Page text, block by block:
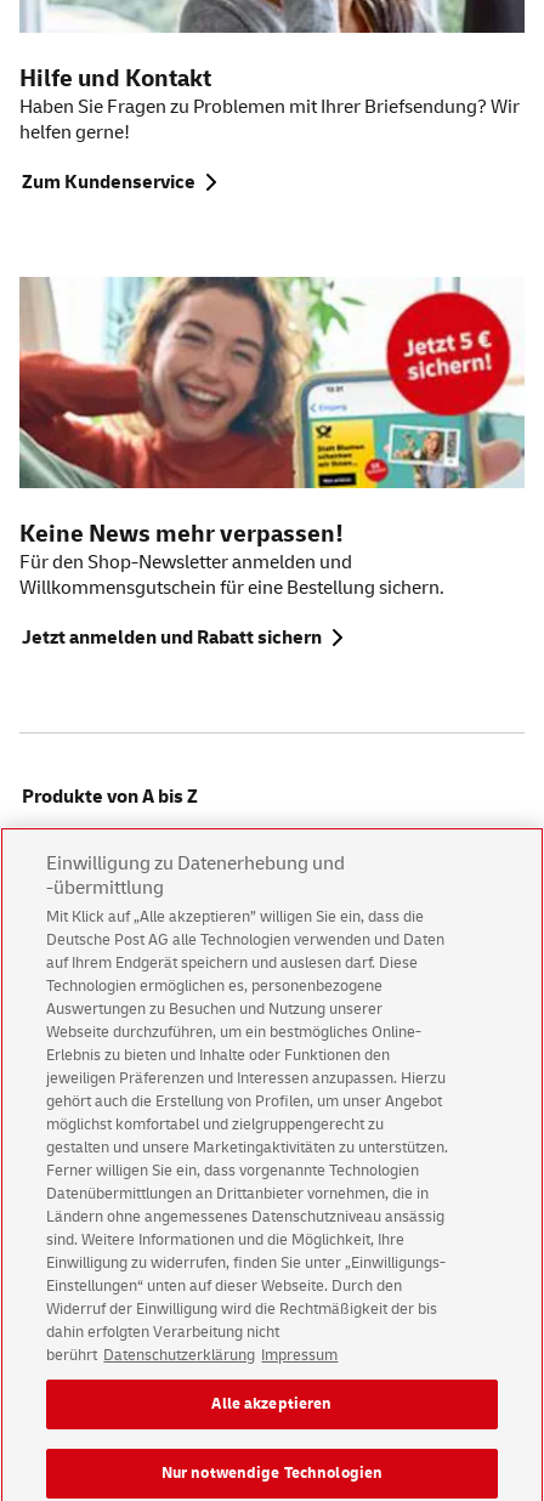
Hilfe und Kontakt
Haben Sie Fragen zu Problemen mit Ihrer Briefsendung? Wir
helfen gerne!
Zum Kundenservice
Keine News mehr verpassen!
Für den Shop-Newsletteranmelden und
Willkommensgutschein für eine Bestellung sichern.
Jetzt anmelden und Rabatt sichern
Produkte von A bis Z
Alles für Privatkunden
Alles für Geschäftskunden
Filialpartner werden
English Homepage
Kundenservice
Warnung vor gefälschtenE-Mails
Impressum Rechtliche Hinweise
Datenschutz
Einwilligungs-Einstellungen
Einwilligung zu Datenerhebung und
-übermittlung
Mit Klick auf „Alle akzeptieren” willigen Sie ein, dass die
Deutsche Post AG alle Technologien verwenden und Daten
auf Ihrem Endgerät speichern und auslesen darf. Diese
Technologien ermöglichen es, personenbezogene
Auswertungen zu Besuchen und Nutzung unserer
Webseite durchzuführen, um ein bestmögliches Online-
Erlebnis zu bieten und Inhalte oder Funktionen den
jeweiligen Präferenzen und Interessen anzupassen. Hierzu
gehört auch die Erstellung von Profilen, um unser Angebot
möglichst komfortabel und zielgruppengerecht zu
gestalten und unsere Marketingaktivitäten zu unterstützen.
Ferner willigen Sie ein, dass vorgenannte Technologien
Datenübermittlungen an Drittanbieter vornehmen, die in
Ländern ohne angemessenes Datenschutzniveau ansässig
sind. Weitere Informationen und die Möglichkeit, Ihre
Einwilligung zu widerrufen, finden Sie unter „Einwilligungs-
Einstellungen“ unten auf dieser Webseite. Durch den
Widerruf der Einwilligung wird die Rechtmäßigkeit der bis
dahin erfolgten Verarbeitung nicht
berührt Datenschutzerklärung Impressum
Nur notwendige Technologien
Alle akzeptieren